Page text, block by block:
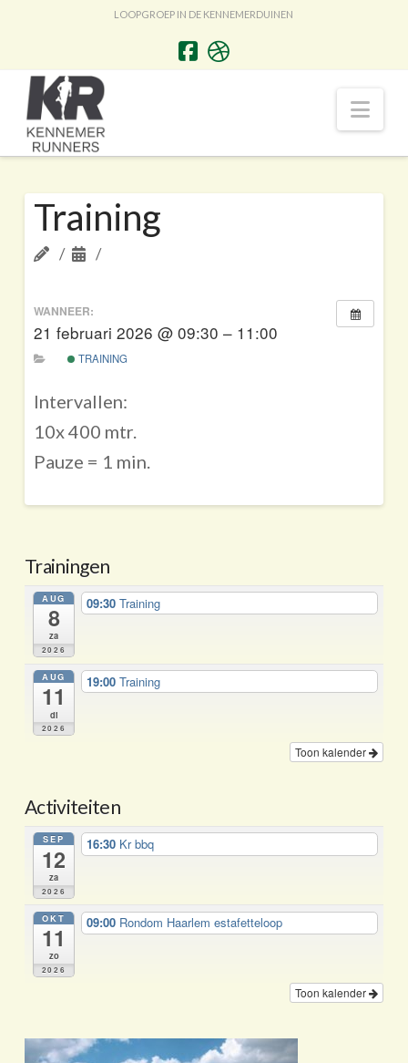
LOOPGROEP IN DE KENNEMERDUINEN
Training
WANNEER:
21 februari 2026 @ 09:30 – 11:00
TRAINING
Intervallen:
10x 400 mtr.
Pauze = 1 min.
Trainingen
AUG
8
za
2026
09:30Training
AUG
11
di
2026
19:00Training
Toon kalender
Activiteiten
SEP
12
za
2026
16:30 Kr bbq
OKT
11
zo
2026
09:00 Rondom Haarlem estafetteloop
Toon kalender